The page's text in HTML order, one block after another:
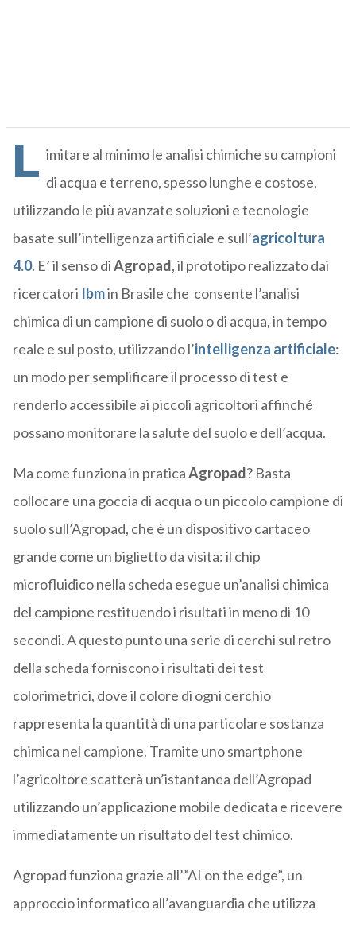
L imitare al minimo le analisi chimiche su campioni
di acqua e terreno, spesso lunghe e costose,
utilizzando le più avanzate soluzioni e tecnologie
basate sull’intelligenza artificiale e sull’agricoltura
4.0. E’ il senso diAgropad, il prototipo realizzato dai
ricercatori Ibmin Brasile che consente l’analisi
chimica di un campione di suolo o di acqua, in tempo
reale e sul posto, utilizzando l’intelligenza artificiale:
un modo per semplificare il processo di test e
renderlo accessibile ai piccoli agricoltori affinché
possano monitorare la salute del suolo e dell’acqua.
Ma come funziona in praticaAgropad? Basta
collocare una goccia di acqua o un piccolo campione di
suolo sull’Agropad, che è un dispositivo cartaceo
grande come un biglietto da visita: il chip
microfluidico nella scheda esegue un’analisi chimica
del campione restituendo i risultati in meno di 10
secondi. A questo punto una serie di cerchi sul retro
della scheda forniscono i risultati dei test
colorimetrici, dove il colore di ogni cerchio
rappresenta la quantità di una particolare sostanza
chimica nel campione. Tramite uno smartphone
l’agricoltore scatterà un’istantanea dell’Agropad
utilizzando un’applicazione mobile dedicata e ricevere
immediatamente un risultato del test chimico.
Agropad funziona grazie all’”AI on the edge”, un
approccio informatico all’avanguardia che utilizza